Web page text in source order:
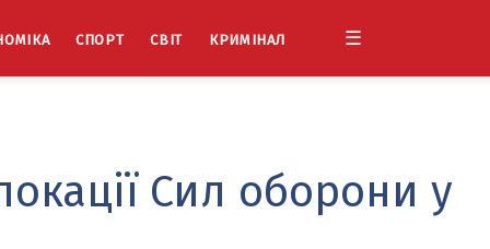
СПОРТ СВІТ КРИМІНАЛ ☰
Сил оборони у